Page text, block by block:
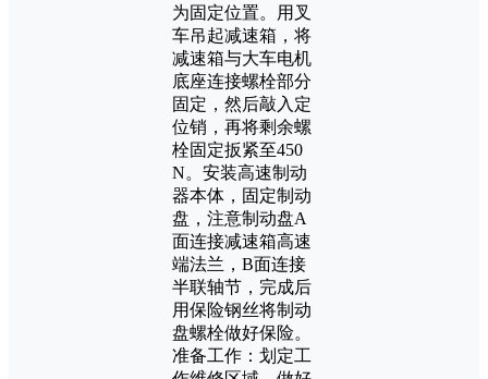
为固定位置。用叉
车吊起减速箱，将
减速箱与大车电机
底座连接螺栓部分
固定，然后敲入定
位销，再将剩余螺
栓固定扳紧至450
N。安装高速制动
器本体，固定制动
盘，注意制动盘A
面连接减速箱高速
端法兰，B面连接
半联轴节，完成后
用保险钢丝将制动
盘螺栓做好保险。
准备工作：划定工